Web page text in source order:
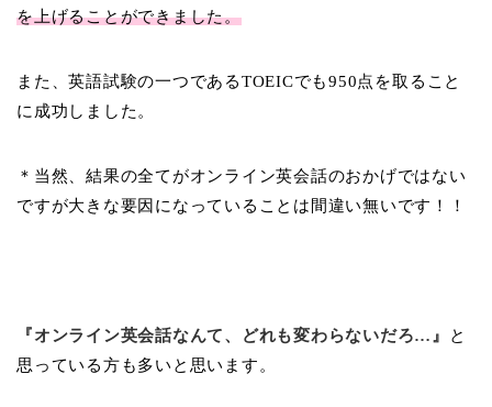
を上げることができました。
また、英語試験の一つであるTOEICでも950点を取ること
に成功しました。
＊当然、結果の全てがオンライン英会話のおかげではない
ですが大きな要因になっていることは間違い無いです！！
『オンライン英会話なんて、どれも変わらないだろ…』
と
思っている方も多いと思います。